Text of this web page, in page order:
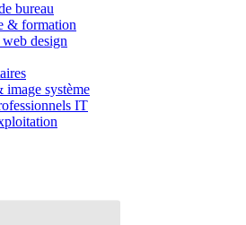
bureau
& formation
design
image système
IT